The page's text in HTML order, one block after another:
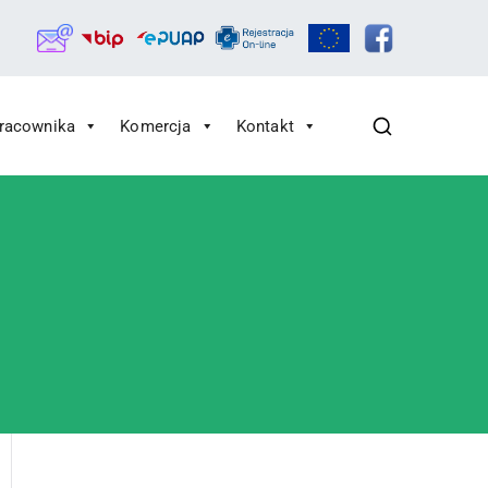
Komercja Kontakt